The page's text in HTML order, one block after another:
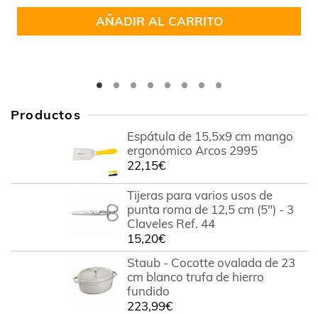
AÑADIR AL CARRITO
Productos
Espátula de 15,5x9 cm mango
ergonómico Arcos 2995
22,15€
Tijeras para varios usos de
punta roma de 12,5 cm (5") - 3
Claveles Ref. 44
15,20€
Staub - Cocotte ovalada de 23
cm blanco trufa de hierro
fundido
223,99€